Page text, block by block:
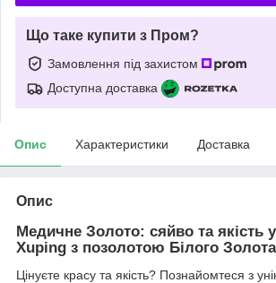
Що таке купити з Пром?
Замовлення під захистом
Доступна доставка
Опис Характеристики Доставка
Опис
Медичне Золото: сяйво та якість
Xuping з позолотою Білого Золота
Цінуєте красу та якість? Познайомтеся з